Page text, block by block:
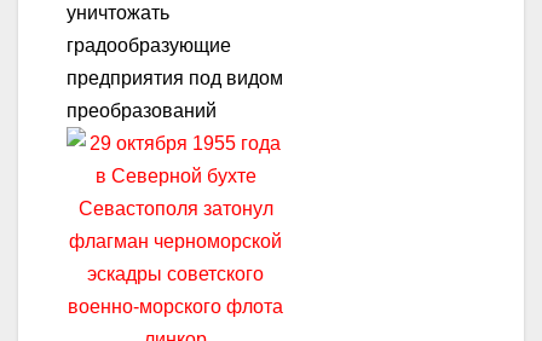
уничтожать
градообразующие
предприятия под видом
преобразований